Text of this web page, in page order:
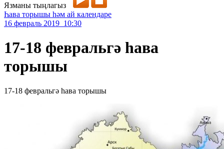
Язманы тыңлагыз
Һава торышы һәм ай календаре
16 февраль 2019 10:30
17-18 февральгә һава
торышы
17-18 февральгә һава торышы